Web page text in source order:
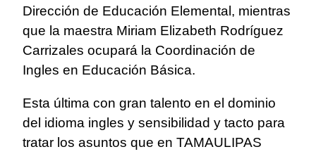
Dirección de Educación Elemental, mientras
que la maestra Miriam Elizabeth Rodríguez
Carrizales ocupará la Coordinación de
Ingles en Educación Básica.
Esta última con gran talento en el dominio
del idioma ingles y sensibilidad y tacto para
tratar los asuntos que en TAMAULIPAS